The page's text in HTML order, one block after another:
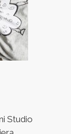
Studio